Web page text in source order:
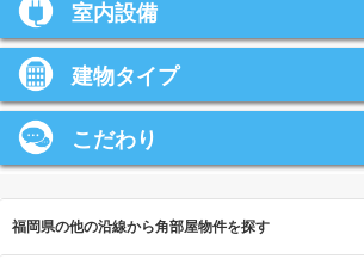
室内設備
建物タイプ
こだわり
福岡県の他の沿線から角部屋物件を探す